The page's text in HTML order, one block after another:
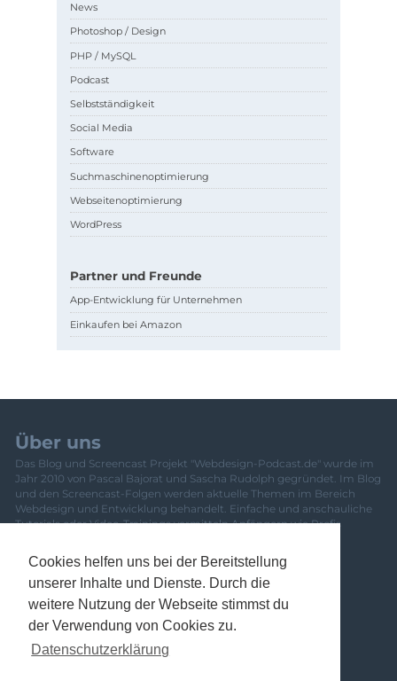
Cookies helfen uns bei der Bereitstellung
unserer Inhalte und Dienste. Durch die
weitere Nutzung der Webseite stimmst du
der Verwendung von Cookies zu.
Datenschutzerklärung
News
Photoshop / Design
PHP / MySQL
Podcast
Selbstständigkeit
Social Media
Software
Suchmaschinenoptimierung
Webseitenoptimierung
WordPress
Partner und Freunde
App-Entwicklung für Unternehmen
Einkaufen bei Amazon
Über uns
Das Blog und Screencast Projekt "Webdesign-Podcast.de" wurde im
Jahr 2010 von Pascal Bajorat und Sascha Rudolph gegründet. Im Blog
und den Screencast-Folgen werden aktuelle Themen im Bereich
Webdesign und Entwicklung behandelt. Einfache und anschauliche
Tutorials oder Video-Trainings vermitteln Anfängern wie Profis
Mitwirkende ist
hier zu finden .
Newsletter
Banner
Kontakt
Datenschutzerklärung
Impressum